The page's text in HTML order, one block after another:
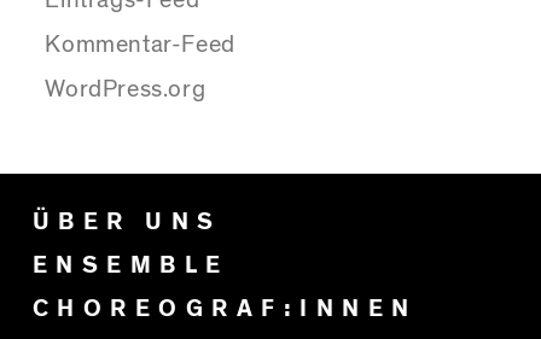
Kommentar-Feed
WordPress.org
ÜBER UNS
ENSEMBLE
CHOREOGRAF:INNEN